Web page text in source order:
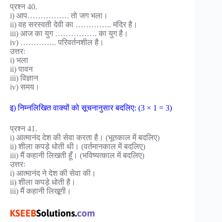
प्रश्न 40.
i) आप……………. तो जग भला।
ii) वह सरस्वती देवी का ………….. मंदिर है।
iii) आज का युग ……………. का युग है।
iv) ………….. परिवर्तनशील है।
उत्तरः
i) भला
ii) पावन
iii) विज्ञान
iv) समय।
इ) निम्नलिखित वाक्यों को सूचनानुसार बदलिए: (3 × 1 = 3)
प्रश्न 41.
i) आत्मानंद देश की सेवा करता है। (भूतकाल में बदलिए)
ii) शीला कपड़े धोती थी। (वर्तमानकाल में बदलिए)
iii) मैं कहानी लिखती हूँ। (भविष्यत्काल में बदलिए)
उत्तरः
i) आत्मानंद ने देश की सेवा की।
ii) शीला कपड़े धोती है।
iii) मैं कहानी लिखूगी।